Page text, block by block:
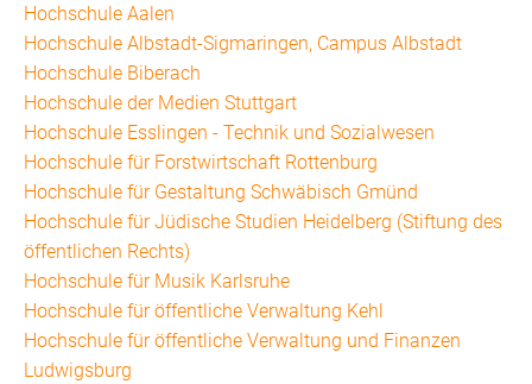
Hochschule Aalen
Hochschule Albstadt-Sigmaringen, Campus Albstadt
Hochschule Biberach
Hochschule der Medien Stuttgart
Hochschule Esslingen - Technik und Sozialwesen
Hochschule für Forstwirtschaft Rottenburg
Hochschule für Gestaltung Schwäbisch Gmünd
Hochschule für Jüdische Studien Heidelberg (Stiftung des
öffentlichen Rechts)
Hochschule für Musik Karlsruhe
Hochschule für öffentliche Verwaltung Kehl
Hochschule für öffentliche Verwaltung und Finanzen
Ludwigsburg